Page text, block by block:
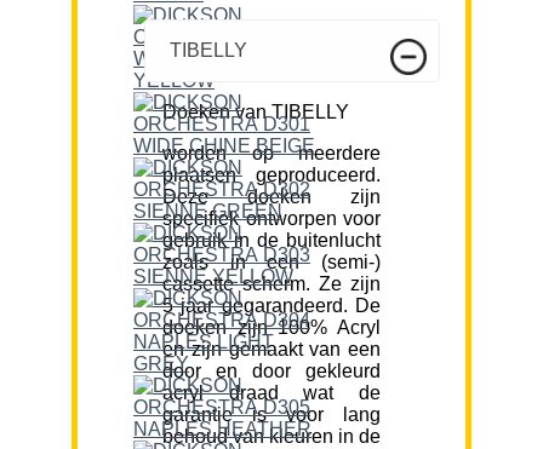
TIBELLY
Doeken van TIBELLY
worden op meerdere
plaatsen geproduceerd.
Deze doeken zijn
specifiek ontworpen voor
gebruik in de buitenlucht
zoals in een (semi-)
cassette scherm. Ze zijn
5 jaar gegarandeerd. De
doeken zijn 100% Acryl
en zijn gemaakt van een
door en door gekleurd
acryl draad wat de
garantie is voor lang
behoud van kleuren in de